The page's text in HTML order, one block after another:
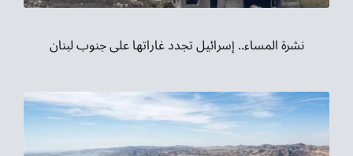
نشرة المساء.. إسرائيل تجدد غاراتها على جنوب لبنان